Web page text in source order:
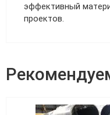
эффективный
проектов.